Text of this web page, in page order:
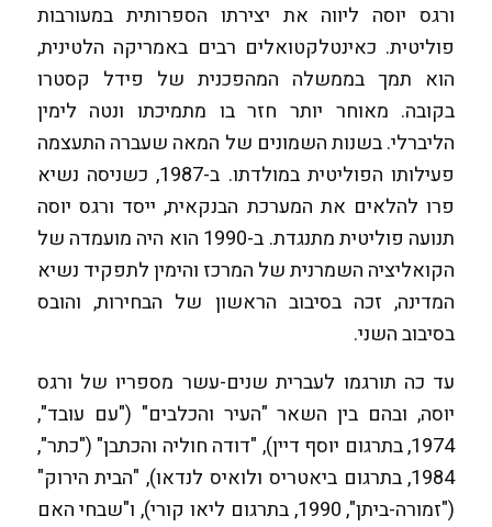
ורגס יוסה ליווה את יצירתו הספרותית במעורבות
פוליטית. כאינטלקטואלים רבים באמריקה הלטינית,
הוא תמך בממשלה המהפכנית של פידל קסטרו
בקובה. מאוחר יותר חזר בו מתמיכתו ונטה לימין
הליברלי. בשנות השמונים של המאה שעברה התעצמה
פעילותו הפוליטית במולדתו. ב-1987, כשניסה נשיא
פרו להלאים את המערכת הבנקאית, ייסד ורגס יוסה
תנועה פוליטית מתנגדת. ב-1990 הוא היה מועמדה של
הקואליציה השמרנית של המרכז והימין לתפקיד נשיא
המדינה, זכה בסיבוב הראשון של הבחירות, והובס
בסיבוב השני.
עד כה תורגמו לעברית שנים-עשר מספריו של ורגס
יוסה, ובהם בין השאר "העיר והכלבים" ("עם עובד",
1974, בתרגום יוסף דיין), "דודה חוליה והכתבן" ("כתר",
1984, בתרגום ביאטריס ולואיס לנדאו), "הבית הירוק"
("זמורה-ביתן", 1990, בתרגום ליאו קורי), ו"שבחי האם